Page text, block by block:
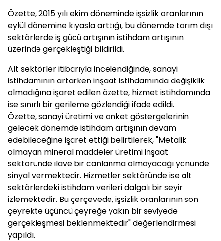
Özette, 2015 yılı ekim döneminde işsizlik oranlarının
eylül dönemine kıyasla arttığı, bu dönemde tarım dışı
sektörlerde iş gücü artışının istihdam artışının
üzerinde gerçekleştiği bildirildi.
Alt sektörler itibarıyla incelendiğinde, sanayi
istihdamının artarken inşaat istihdamında değişiklik
olmadığına işaret edilen özette, hizmet istihdamında
ise sınırlı bir gerileme gözlendiği ifade edildi.
Özette, sanayi üretimi ve anket göstergelerinin
gelecek dönemde istihdam artışının devam
edebileceğine işaret ettiği belirtilerek, "Metalik
olmayan mineral maddeler üretimi inşaat
sektöründe ilave bir canlanma olmayacağı yönünde
sinyal vermektedir. Hizmetler sektöründe ise alt
sektörlerdeki istihdam verileri dalgalı bir seyir
izlemektedir. Bu çerçevede, işsizlik oranlarının son
çeyrekte üçüncü çeyreğe yakın bir seviyede
gerçekleşmesi beklenmektedir" değerlendirmesi
yapıldı.